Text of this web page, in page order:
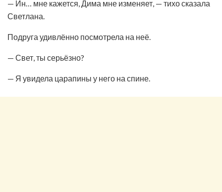
— Ин… мне кажется, Дима мне изменяет, — тихо сказала
Светлана.
Подруга удивлённо посмотрела на неё.
— Свет, ты серьёзно?
— Я увидела царапины у него на спине.